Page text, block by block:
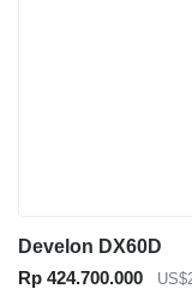
Develon DX60D
Rp 424.700.000